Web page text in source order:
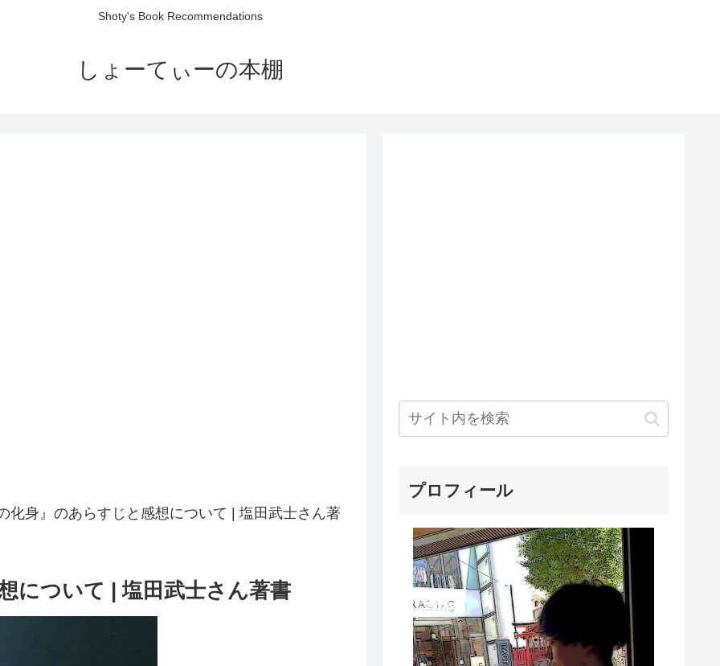
Shoty's Book Recommendations
しょーてぃーの本棚
化身』のあらすじと感想について | 塩田武士さん著
について | 塩田武士さん著書
プロフィール